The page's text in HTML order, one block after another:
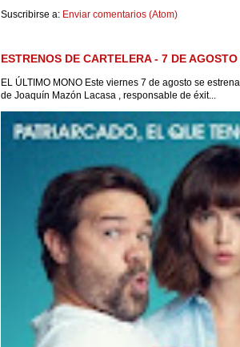
Suscribirse a: Enviar comentarios (Atom)
ESTRENOS DE CARTELERA - 7 DE
EL ÚLTIMO MONO Este viernes 7 de agosto se
de Joaquín Mazón Lacasa , responsable de éxit...